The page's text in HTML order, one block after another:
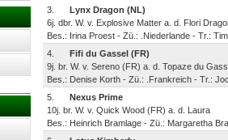
3.
Lynx Dragon (NL)
6j. dbr. W. v. Explosive Matter a. d. Flori
Bes.: Irina Proest - Zü.: .Niederlande - Tr.:
4.
Fifi du Gassel (FR)
9j. br. W. v. Sereno (FR) a. d. Topaze du
Bes.: Denise Korth - Zü.: .Frankreich - Tr.:
5.
Nexus Prime
10j. br. W. v. Quick Wood (FR) a. d. Laura
Bes.: Heinrich Bramlage - Zü.: Margaretha